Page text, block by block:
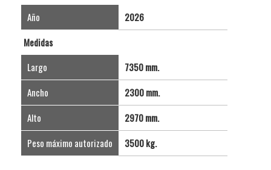
Año
2026
Medidas
Largo
7350 mm.
Ancho
2300 mm.
Alto
2970 mm.
Peso máximo autorizado
3500 kg.